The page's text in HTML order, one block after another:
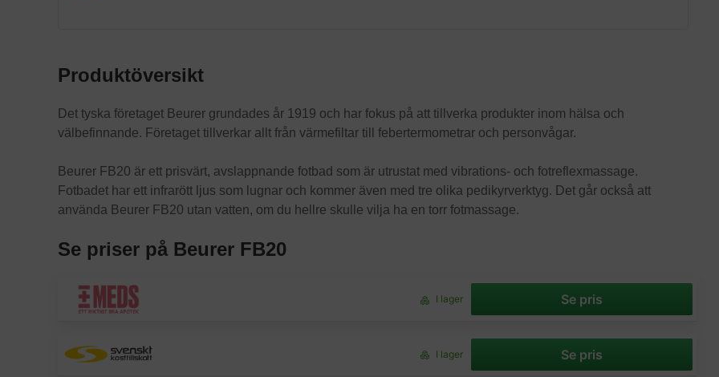
Produktöversikt
Det tyska företaget Beurer grundades år 1919 och har fokus på att tillverka produkter inom hälsa och
välbefinnande. Företaget tillverkar allt från värmefiltar till febertermometrar och personvågar.
Beurer FB20 är ett prisvärt, avslappnande fotbad som är utrustat med vibrations- och fotreflexmassage.
Fotbadet har ett infrarött ljus som lugnar och kommer även med tre olika pedikyrverktyg. Det går också att
använda Beurer FB20 utan vatten, om du hellre skulle vilja ha en torr fotmassage.
Se priser på Beurer FB20
I lager Se pris
I lager Se pris